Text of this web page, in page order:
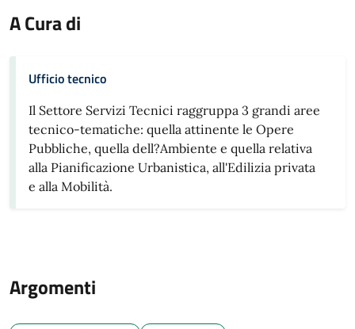
A Cura di
Ufficio tecnico
Il Settore Servizi Tecnici raggruppa 3 grandi aree
tecnico-tematiche: quella attinente le Opere
Pubbliche, quella dell?Ambiente e quella relativa
alla Pianificazione Urbanistica, all'Edilizia privata
e alla Mobilità.
Argomenti